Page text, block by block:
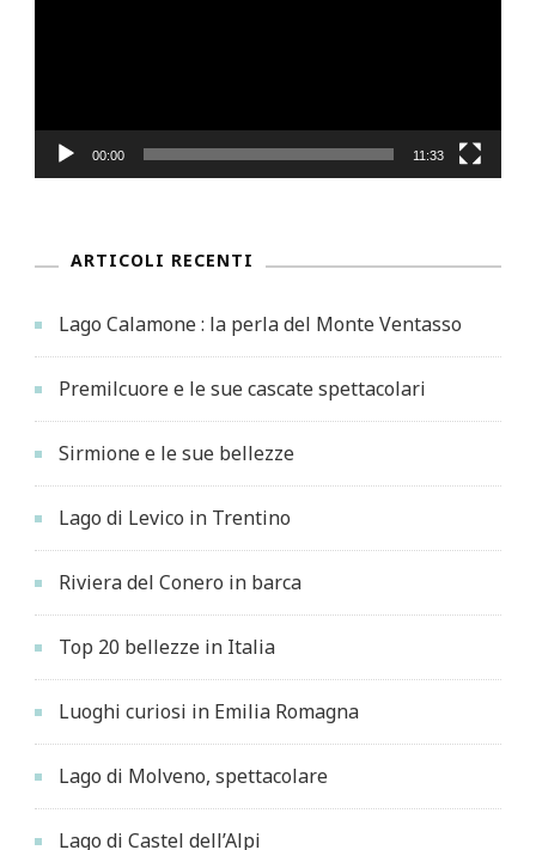
00:00 11:33
ARTICOLI RECENTI
Lago Calamone : la perla del Monte Ventasso
Premilcuore e le sue cascate spettacolari
Sirmione e le sue bellezze
Lago di Levico in Trentino
Riviera del Conero in barca
Top 20 bellezze in Italia
Luoghi curiosi in Emilia Romagna
Lago di Molveno, spettacolare
Lago di Castel dell’Alpi